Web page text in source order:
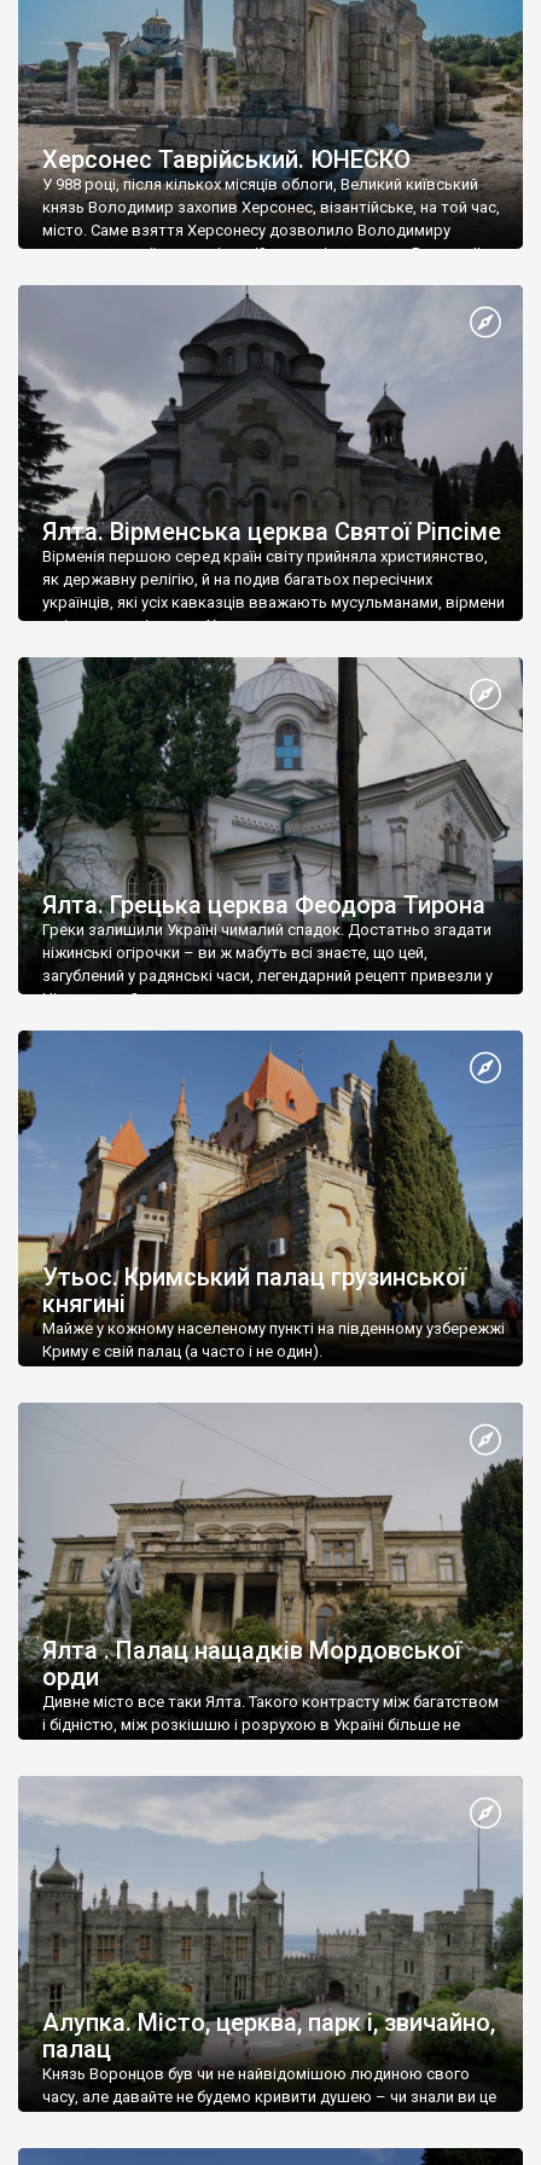
Херсонес Таврійський. ЮНЕСКО
У 988 році, після кількох місяців облоги, Великий київський
князь Володимир захопив Херсонес, візантійське, на той час,
місто. Саме взяття Херсонесу дозволило Володимиру
диктувати свої умови візантійському імператору Василю ІІ, та
Херсонесі Володимир-язичник, став Василем-християнином.
А потім було Хрещення Русі. На честь Херсонесу Таврійського
Ялта. Вірменська церква Святої Ріпсіме
Вірменія першою серед країн світу прийняла християнство,
як державну релігію, й на подив багатьох пересічних
українців, які усіх кавказців вважають мусульманами, вірмени
є відданими вірянами Христа
Ялта. Грецька церква Феодора Тирона
Греки залишили Україні чималий спадок. Достатньо згадати
ніжинські огірочки – ви ж мабуть всі знаєте, що цей,
загублений у радянські часи, легендарний рецепт привезли у
Ніжин греки?
Утьос. Кримський палац грузинської
княгині
Майже у кожному населеному пункті на південному узбережжі
Криму є свій палац (а часто і не один).
Ялта . Палац нащадків Мордовської
орди
Дивне місто все таки Ялта. Такого контрасту між багатством
і бідністю, між розкішшю і розрухою в Україні більше не
Алупка. Місто, церква, парк і, звичайно,
палац
Князь Воронцов був чи не найвідомішою людиною свого
часу, але давайте не будемо кривити душею – чи знали ви це